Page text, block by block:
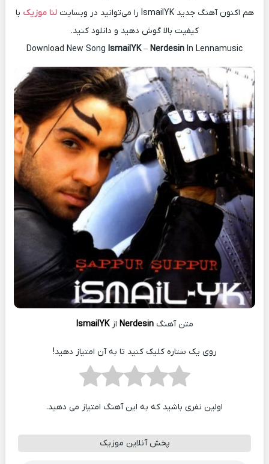
هم اکنون آهنگ جدید IsmailYK را می‌توانید در وبسایت لنا موزیک با
کیفیت بالا گوش دهید و دانلود کنید.
Download New Song IsmailYK– Nerdesin In Lennamusic
متن آهنگNerdesin ازIsmailYK
روی یک ستاره کلیک کنید تا به آن امتیاز دهید!
اولین نفری باشید که به این آهنگ امتیاز می دهید.
پخش آنلاین موزیک